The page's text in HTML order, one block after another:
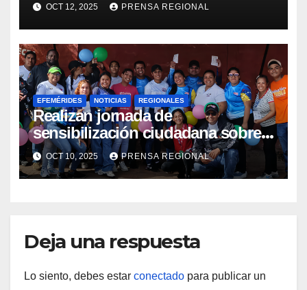
OCT 12, 2025 PRENSA REGIONAL
EFEMÉRIDES NOTICIAS REGIONALES
Realizan jornada de
sensibilización ciudadana sobre
Salud Mental en Amazonas
OCT 10, 2025 PRENSA REGIONAL
Deja una respuesta
Lo siento, debes estar conectado para publicar un